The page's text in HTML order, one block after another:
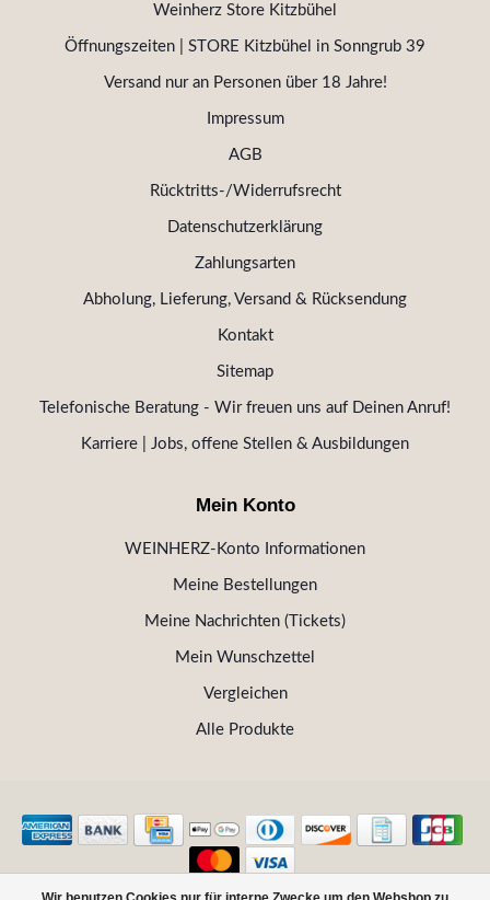
Weinherz Store Kitzbühel
Öffnungszeiten | STORE Kitzbühel in Sonngrub 39
Versand nur an Personen über 18 Jahre!
Impressum
AGB
Rücktritts-/Widerrufsrecht
Datenschutzerklärung
Zahlungsarten
Abholung, Lieferung, Versand & Rücksendung
Kontakt
Sitemap
Telefonische Beratung - Wir freuen uns auf Deinen Anruf!
Karriere | Jobs, offene Stellen & Ausbildungen
Mein Konto
WEINHERZ-Konto Informationen
Meine Bestellungen
Meine Nachrichten (Tickets)
Mein Wunschzettel
Vergleichen
Alle Produkte